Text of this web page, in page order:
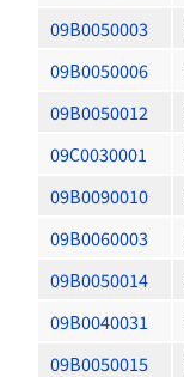
09B0050003
09B0050006
09B0050012
09C0030001
09B0090010
09B0060003
09B0050014
09B0040031
09B0050015